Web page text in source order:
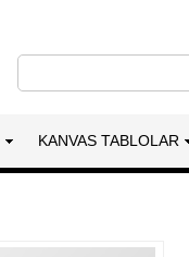
KANVAS TABLOLAR